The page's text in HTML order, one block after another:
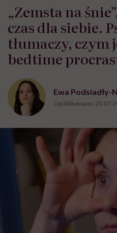
„Zemsta na
czas dla siebie.
tłumaczy, czym
bedtime
Ewa Podsiadły-
Opublikowano: